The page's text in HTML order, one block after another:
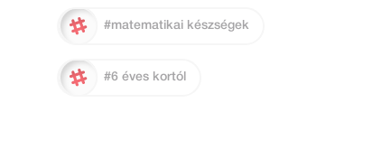
#matematikai készségek
#6 éves kortól